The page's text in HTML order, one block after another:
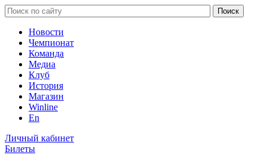
Новости
Чемпионат
Команда
Медиа
Клуб
История
Магазин
Winline
En
Личный кабинет
Билеты